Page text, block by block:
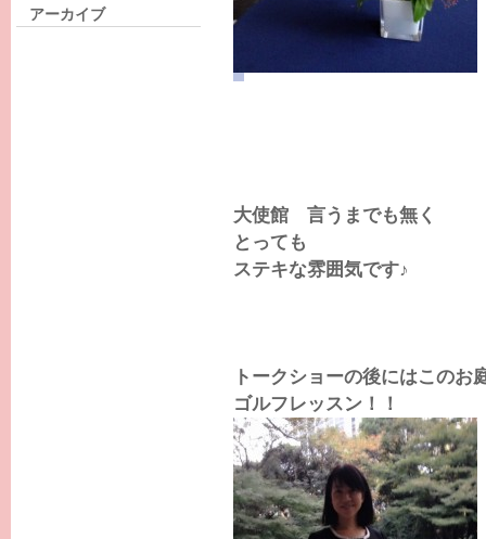
アーカイブ
大使館 言うまでも無く
とっても
ステキな雰囲気です♪
トークショーの後にはこのお
ゴルフレッスン！！